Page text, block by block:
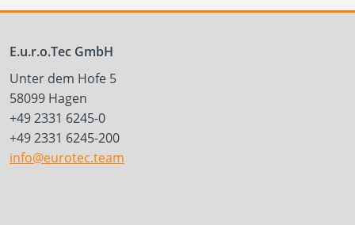
E.u.r.o.Tec GmbH
Unter dem Hofe 5
58099 Hagen
+49 2331 6245-0
+49 2331 6245-200
info@eurotec.team